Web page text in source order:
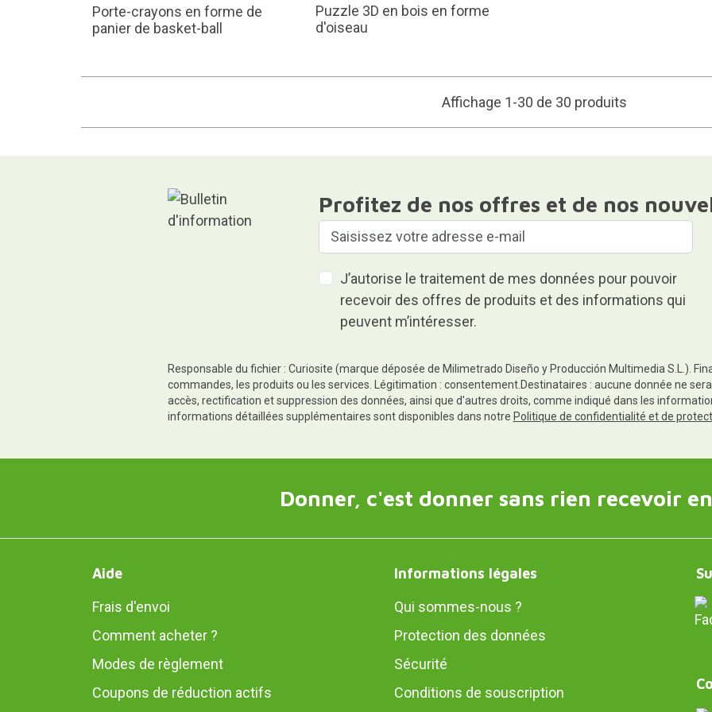
Porte-crayons en forme de
panier de basket-ball
Puzzle 3D en bois en forme
d'oiseau
Affichage 1-30 de 30 produits
Profitez de nos offres et de nos
J’autorise le traitement de mes données pour pouvoir
recevoir des offres de produits et des informations qui
peuvent m’intéresser.
Responsable du fichier : Curiosite (marque déposée de Milimetrado Diseño y Producción Multimedia S.L.).
commandes, les produits ou les services. Légitimation : consentement.Destinataires : aucune donnée ne
accès, rectification et suppression des données, ainsi que d'autres droits, comme indiqué dans les
informations détaillées supplémentaires sont disponibles dans notre Politique de confidentialité et de
Donner, c'est donner sans rien recevoir
Aide
Frais d'envoi
Comment acheter ?
Modes de règlement
Coupons de réduction actifs
Informations légales
Qui sommes-nous ?
Protection des données
Sécurité
Conditions de souscription